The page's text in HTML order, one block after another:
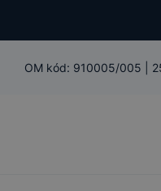
OM kód: 910005/005